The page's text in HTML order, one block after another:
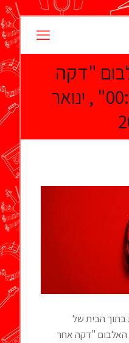
"דקה
אחר חצות 00:01" , ינואר
בתוך הבית של
"דקה אחר